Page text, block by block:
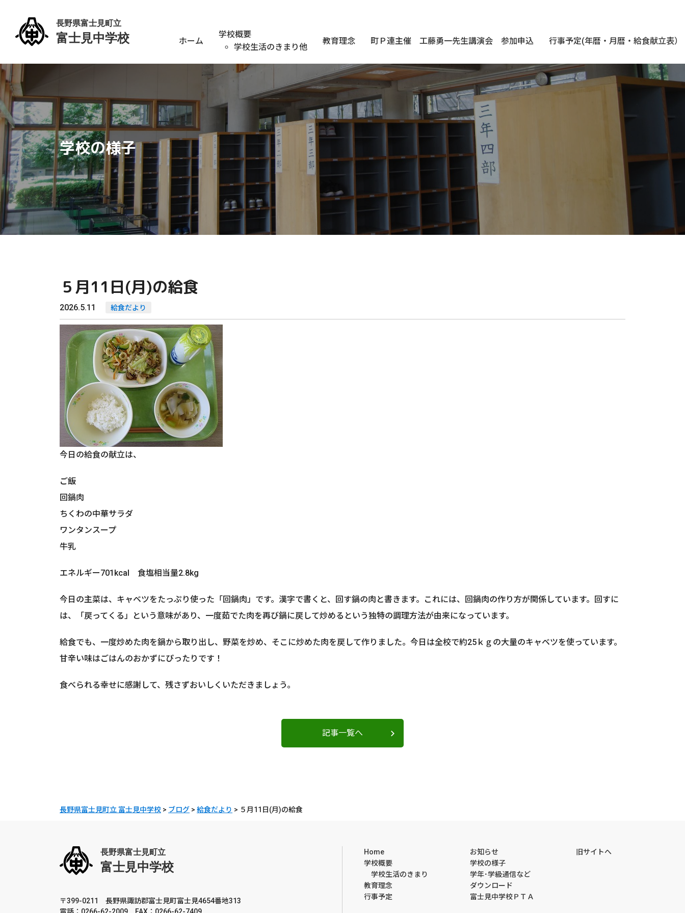
ホーム
学校概要
学校生活のきまり他
教育理念 町Ｐ連主催 工藤勇一先生講演会 参加申込 行事予定(年暦・月暦・給食献立表）
学校の様子
５月11日(月)の給食
2026.5.11 給食だより
今日の給食の献立は、
ご飯
回鍋肉
ちくわの中華サラダ
ワンタンスープ
牛乳
エネルギー701kcal 食塩相当量2.8kg
今日の主菜は、キャベツをたっぷり使った「回鍋肉」です。漢字で書くと、回す鍋の肉と書きます。これには、回鍋肉の作り方が関係しています。回すに
は、「戻ってくる」という意味があり、一度茹でた肉を再び鍋に戻して炒めるという独特の調理方法が由来になっています。
給食でも、一度炒めた肉を鍋から取り出し、野菜を炒め、そこに炒めた肉を戻して作りました。今日は全校で約25ｋｇの大量のキャベツを使っています。
甘辛い味はごはんのおかずにぴったりです！
食べられる幸せに感謝して、残さずおいしくいただきましょう。
記事一覧へ
長野県富士見町立 富士見中学校 > ブログ > 給食だより > ５月11日(月)の給食
〒399-0211 長野県諏訪郡富士見町富士見4654番地313
Home
学校概要
学校生活のきまり
教育理念
行事予定
お知らせ
学校の様子
学年･学級通信など
ダウンロード
富士見中学校ＰＴＡ
旧サイトへ